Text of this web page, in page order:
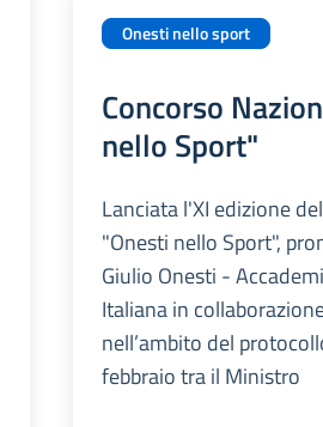
Onesti nello sport
Concorso
nello Sport"
Lanciata l'XI edizione
"Onesti nello Sport",
Giulio Onesti -
Italiana in
nell’ambito del
febbraio tra il Ministro